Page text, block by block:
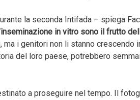
la seconda Intifada – spiega
in vitro sono il frutto
i genitori non li stanno crescendo
del loro paese, potrebbero
a proseguire nel tempo. Il